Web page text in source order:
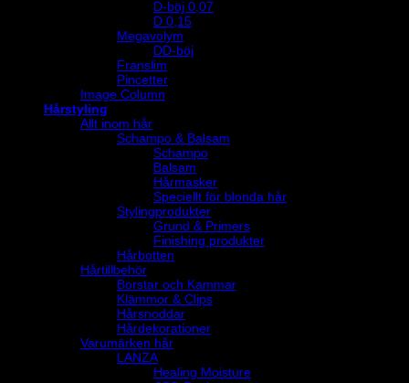
D-böj 0,07
D 0,15
Megavolym
DD-böj
Franslim
Pincetter
Image Column
Hårstyling
Allt inom hår
Schampo & Balsam
Schampo
Balsam
Hårmasker
Speciellt för blonda hår
Stylingprodukter
Grund & Primers
Finishing produkter
Hårbotten
Hårtillbehör
Borstar och Kammar
Klämmor & Clips
Hårsnoddar
Hårdekorationer
Varumärken hår
LANZA
Healing Moisture